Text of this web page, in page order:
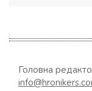
Головна